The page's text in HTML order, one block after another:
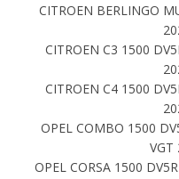
CITROEN BERLINGO
CITROEN C3 1500
CITROEN C4 1500
OPEL COMBO 1500
VGT
OPEL CORSA 1500